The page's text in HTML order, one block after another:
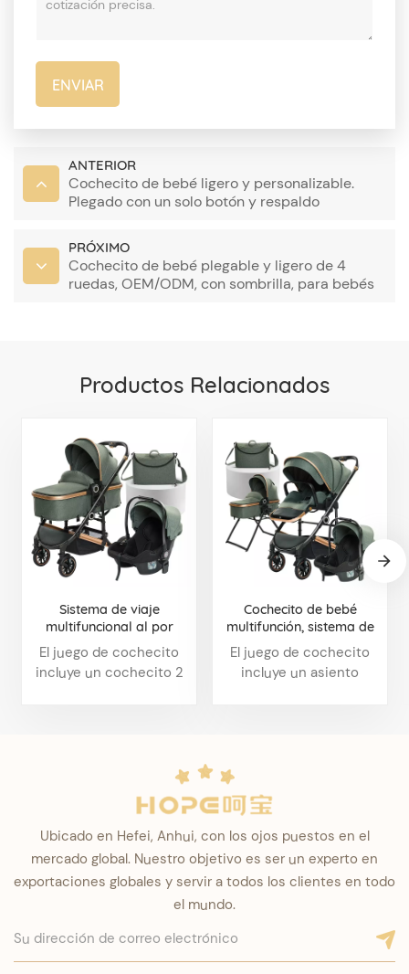
ENVIAR
ANTERIOR
Cochecito de bebé ligero y personalizable.
Plegado con un solo botón y respaldo
PRÓXIMO
Cochecito de bebé plegable y ligero de 4
ruedas, OEM/ODM, con sombrilla, para bebés
Productos Relacionados
Sistema de viaje
multifuncional al por
mayor del cochecito de
bebé del cochecito de
bebé 2 en 1 con el
El juego de cochecito
incluye un cochecito 2
paseos o viajes.
Cochecito de bebé
multifunción, sistema de
viaje, conjunto de
cochecito con capazo y
asiento de coche, venta al
El juego de cochecito
incluye un asiento
situaciones, ya sean
paseos o viajes.
Ubicado en Hefei, Anhui, con los ojos puestos en el
mercado global. Nuestro objetivo es ser un experto en
exportaciones globales y servir a todos los clientes en todo
el mundo.